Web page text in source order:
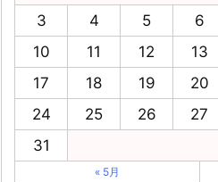
3
4 5 6
10
11 12 13
17
18 19 20
24
25 26 27
31
« 5月